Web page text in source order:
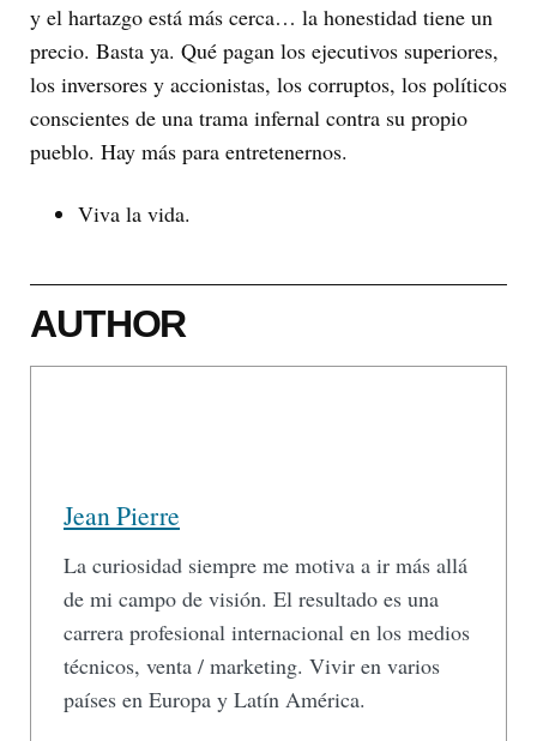
y el hartazgo está más cerca… la honestidad tiene un
precio. Basta ya. Qué pagan los ejecutivos superiores,
los inversores y accionistas, los corruptos, los políticos
conscientes de una trama infernal contra su propio
pueblo. Hay más para entretenernos.
Viva la vida.
AUTHOR
Jean Pierre
La curiosidad siempre me motiva a ir más allá
de mi campo de visión. El resultado es una
carrera profesional internacional en los medios
técnicos, venta / marketing. Vivir en varios
países en Europa y Latín América.